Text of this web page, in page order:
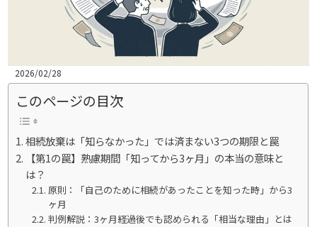
2026/02/28
このページの目次
相続放棄は「知らなかった」では済まない3つの期限と罠
【第1の罠】熟慮期間「知ってから3ヶ月」の本当の意味と
は？
原則：「自己のために相続があったことを知った時」から3
ヶ月
判例解説：3ヶ月経過後でも認められる「相当な理由」とは